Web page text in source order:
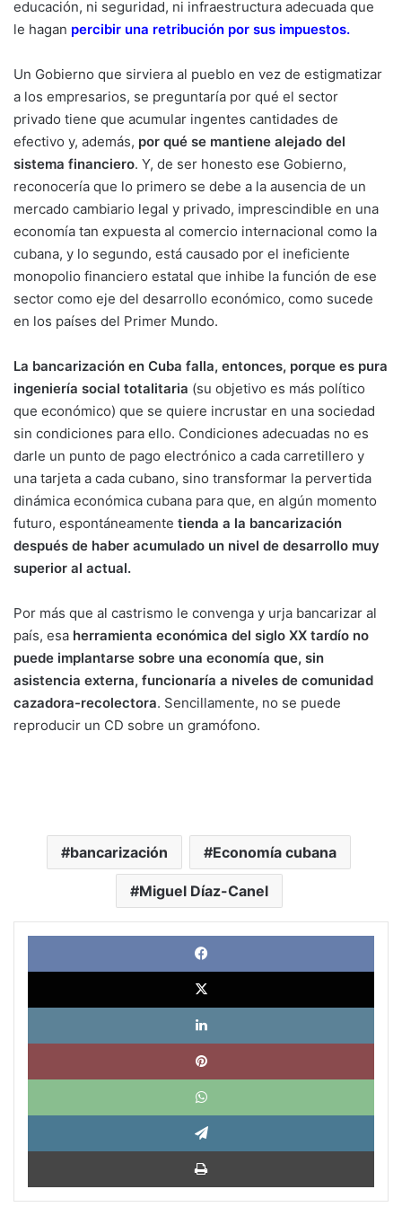
educación, ni seguridad, ni infraestructura adecuada que
le hagan percibir una retribución por sus impuestos.
Un Gobierno que sirviera al pueblo en vez de estigmatizar
a los empresarios, se preguntaría por qué el sector
privado tiene que acumular ingentes cantidades de
efectivo y, además, por qué se mantiene alejado del
sistema financiero. Y, de ser honesto ese Gobierno,
reconocería que lo primero se debe a la ausencia de un
mercado cambiario legal y privado, imprescindible en una
economía tan expuesta al comercio internacional como la
cubana, y lo segundo, está causado por el ineficiente
monopolio financiero estatal que inhibe la función de ese
sector como eje del desarrollo económico, como sucede
en los países del Primer Mundo.
La bancarización en Cuba falla, entonces, porque es pura
ingeniería social totalitaria (su objetivo es más político
que económico) que se quiere incrustar en una sociedad
sin condiciones para ello. Condiciones adecuadas no es
darle un punto de pago electrónico a cada carretillero y
una tarjeta a cada cubano, sino transformar la pervertida
dinámica económica cubana para que, en algún momento
futuro, espontáneamente tienda a la bancarización
después de haber acumulado un nivel de desarrollo muy
superior al actual.
Por más que al castrismo le convenga y urja bancarizar al
país, esa herramienta económica del siglo XX tardío no
puede implantarse sobre una economía que, sin
asistencia externa, funcionaría a niveles de comunidad
cazadora-recolectora. Sencillamente, no se puede
reproducir un CD sobre un gramófono.
bancarización Economía cubana
Miguel Díaz-Canel
X